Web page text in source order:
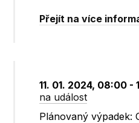
Přejít na více
11. 01. 2024, 08:00 -
na událost
Plánovaný výpadek: